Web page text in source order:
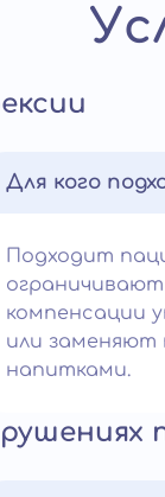
Для кого
Подходит
компенсации
или
напитками.